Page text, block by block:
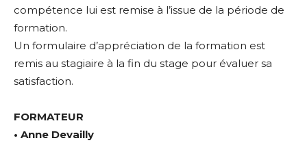
compétence lui est remise à l’issue de la période de
formation.
Un formulaire d’appréciation de la formation est
remis au stagiaire à la fin du stage pour évaluer sa
satisfaction.
FORMATEUR
• Anne Devailly